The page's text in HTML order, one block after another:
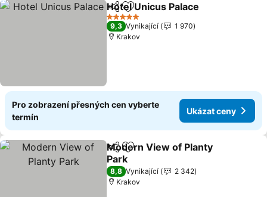
SdíletPřidat na seznam oblíbených
Hotel Unicus Palace
5 Počet hvězdiček
9,3 Vynikající
1 970
Krakov
Pro zobrazení přesných cen vyberte
termín
Ukázat ceny
SdíletPřidat na seznam oblíbených
Modern View of Planty
Park
8,8 Vynikající
2 342
Krakov